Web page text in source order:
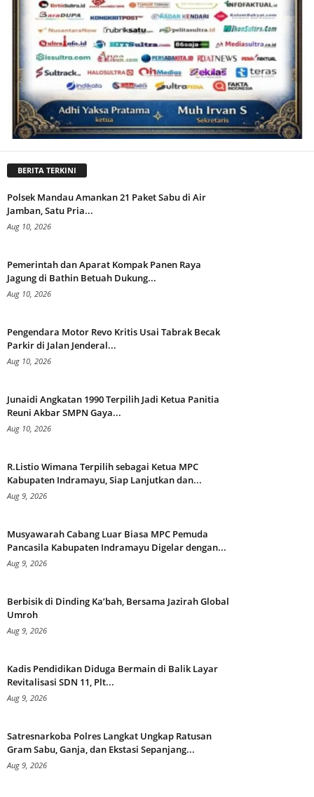
BERITA TERKINI
Polsek Mandau Amankan 21 Paket Sabu di Air
Jamban, Satu Pria...
Aug 10, 2026
Pemerintah dan Aparat Kompak Panen Raya
Jagung di Bathin Betuah Dukung...
Aug 10, 2026
Pengendara Motor Revo Kritis Usai Tabrak Becak
Parkir di Jalan Jenderal...
Aug 10, 2026
Junaidi Angkatan 1990 Terpilih Jadi Ketua Panitia
Reuni Akbar SMPN Gaya...
Aug 10, 2026
R.Listio Wimana Terpilih sebagai Ketua MPC
Kabupaten Indramayu, Siap Lanjutkan dan...
Aug 9, 2026
Musyawarah Cabang Luar Biasa MPC Pemuda
Pancasila Kabupaten Indramayu Digelar dengan...
Aug 9, 2026
Berbisik di Dinding Ka’bah, Bersama Jazirah Global
Umroh
Aug 9, 2026
Kadis Pendidikan Diduga Bermain di Balik Layar
Revitalisasi SDN 11, Plt...
Aug 9, 2026
Satresnarkoba Polres Langkat Ungkap Ratusan
Gram Sabu, Ganja, dan Ekstasi Sepanjang...
Aug 9, 2026